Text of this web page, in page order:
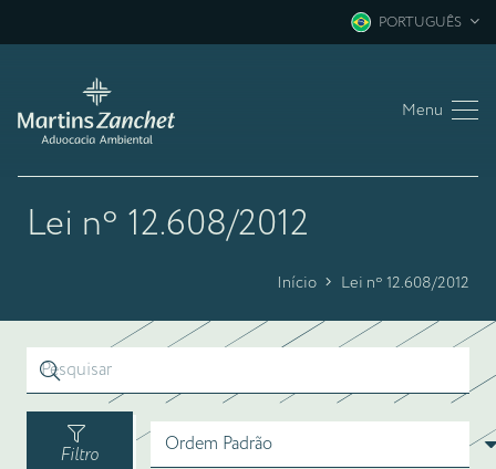
PORTUGUÊS
Menu
Lei nº 12.608/2012
Início Lei nº 12.608/2012
Filtro